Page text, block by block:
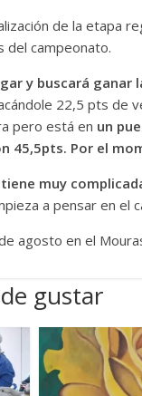
de la etapa
del campeonato.
y buscará ganar
22,5 pts de
pero está en un
45,5pts. Por el
muy
a pensar en el
agosto en el
gustar